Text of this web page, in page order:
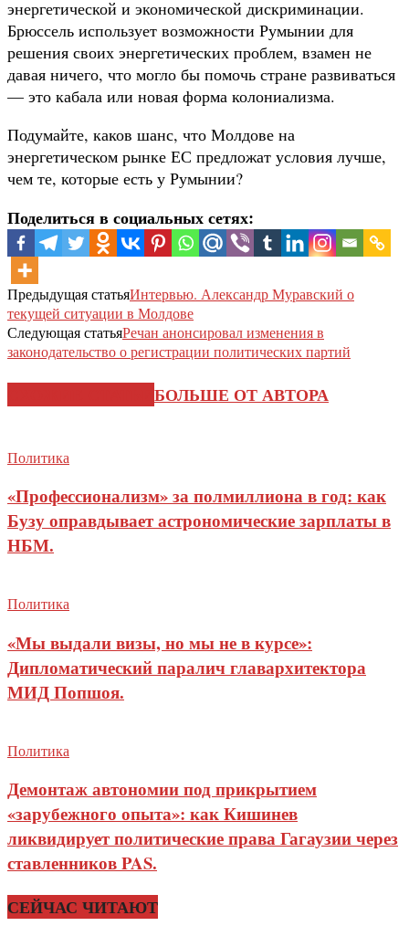
энергетической и экономической дискриминации.
Брюссель использует возможности Румынии для
решения своих энергетических проблем, взамен не
давая ничего, что могло бы помочь стране развиваться
— это кабала или новая форма колониализма.
Подумайте, каков шанс, что Молдове на
энергетическом рынке ЕС предложат условия лучше,
чем те, которые есть у Румынии?
Поделиться в социальных сетях:
Предыдущая статьяИнтервью. Александр Муравский о
текущей ситуации в Молдове
Следующая статьяРечан анонсировал изменения в
законодательство о регистрации политических партий
БОЛЬШЕ ОТ АВТОРА
Политика
«Профессионализм» за полмиллиона в год: как
Бузу оправдывает астрономические зарплаты в
НБМ.
Политика
«Мы выдали визы, но мы не в курсе»:
Дипломатический паралич главархитектора
МИД Попшоя.
Политика
Демонтаж автономии под прикрытием
«зарубежного опыта»: как Кишинев
ликвидирует политические права Гагаузии через
ставленников PAS.
СЕЙЧАС ЧИТАЮТ